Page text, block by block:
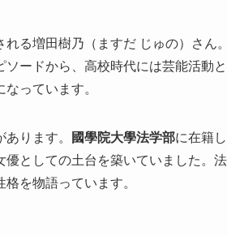
る増田樹乃（ますだ じゅの）さん
ードから、高校時代には芸能活動
っています。
ります。 國學院大學法学部に在籍
としての土台を築いていました。
を物語っています。